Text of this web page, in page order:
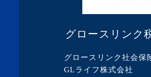
・2023年9月(5記事)
・2023年8月(13記事)
グロースリンク
グロースリンク社会保
GLライフ株式会社